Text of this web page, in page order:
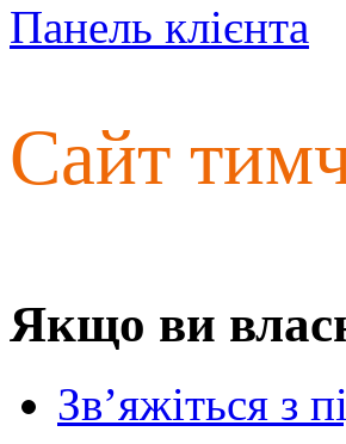
Панель клієнта
Сайт
Якщо ви
Зв’яжіться з